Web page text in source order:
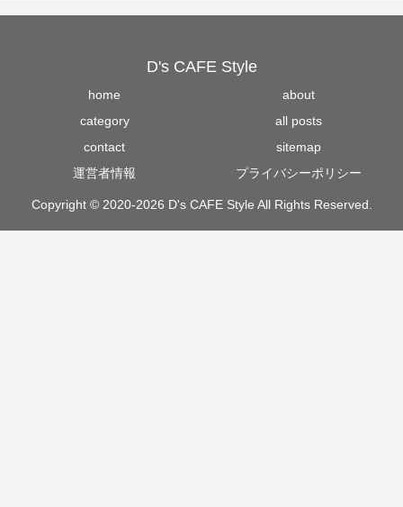
D's CAFE Style
home
about
category
all posts
contact
sitemap
運営者情報
プライバシーポリシー
Copyright © 2020-2026 D's CAFE Style All Rights Reserved.